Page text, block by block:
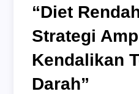
“Diet
Strategi
Kendalikan
Darah”